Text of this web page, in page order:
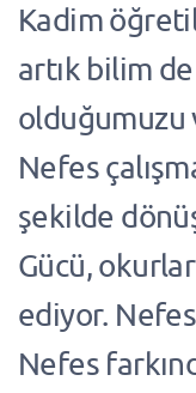
Kadim
artık bilim
olduğumuzu
Nefes
şekilde
Gücü,
ediyor.
Nefes